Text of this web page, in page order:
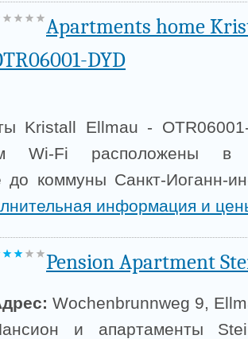
Apartments home
DYD
Kristall Ellmau -
Wi-Fi расположены в
до коммуны Санкт-Иоганн-
информация и
Pension Apartment
Wochenbrunnweg 9,
и апартаменты